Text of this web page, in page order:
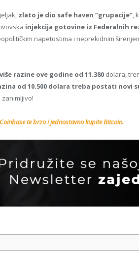
zlato je dio safe haven “grupacije”,
injekcija gotovine iz Federalnih
napetostima i neprekidnim
razine ove godine od 11.380 dolara,
od 10.500 dolara treba postati novi
Coinbase te brzo i jednostavno kupite Bitcoin.